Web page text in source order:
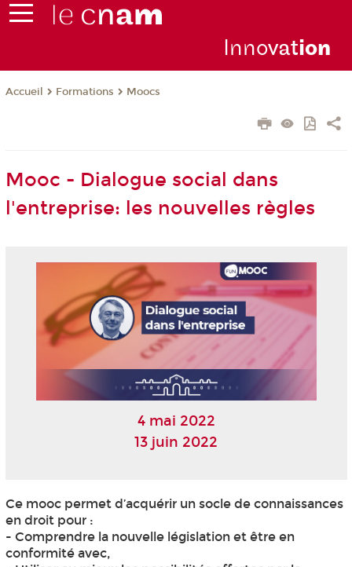
Innovation
Accueil Formations Moocs
Mooc - Dialogue social dans
l'entreprise: les nouvelles règles
4 mai 2022
13 juin 2022
Ce moocpermet d’acquérir un socle de connaissances
en droit pour :
- Comprendre la nouvelle législation et être en
conformité avec,